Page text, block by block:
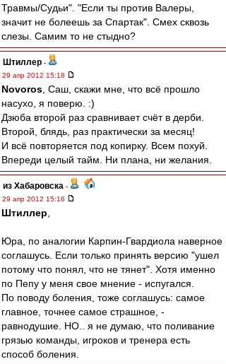
Травмы/Судьи". "Если ты против Валеры,
значит не болеешь за Спартак". Смех сквозь
слезы. Самим то не стыдно?
Штиллер -
29 апр 2012 15:18
Novoros , Саш, скажи мне, что всё прошло
насухо, я поверю. :)
Дзюба второй раз сравнивает счёт в дерби.
Второй, блядь, раз практически за месяц!
И всё повторяется под копирку. Всем похуй.
Впереди целый тайм. Ни плана, ни желания.
из Хабаровска -
29 апр 2012 15:16
Штиллер
Юра, по аналогии Карпин-Гвардиола наверное
соглашусь. Если только принять версию "ушел
потому что понял, что не тянет". Хотя именно
по Пепу у меня свое мнение - испугался.
По поводу боления, тоже соглашусь: самое
главное, точнее самое страшное, -
равнодушие. НО.. я не думаю, что поливание
грязью команды, игроков и тренера есть
способ боления.